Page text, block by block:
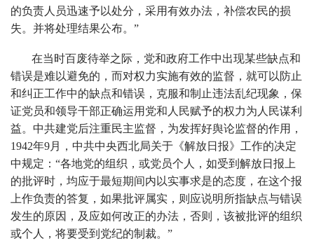
的负责人员迅速予以处分，采用有效办法，补偿农民的损
失。并将处理结果公布。”
在当时百废待举之际，党和政府工作中出现某些缺点和
错误是难以避免的，而对权力实施有效的监督，就可以防止
和纠正工作中的缺点和错误，克服和制止违法乱纪现象，保
证党员和领导干部正确运用党和人民赋予的权力为人民谋利
益。中共建党后注重民主监督，为发挥好舆论监督的作用，
1942年9月，中共中央西北局关于《解放日报》工作的决定
中规定：“各地党的组织，或党员个人，如受到解放日报上
的批评时，均应于最短期间内以实事求是的态度，在这个报
上作负责的答复，如果批评属实，则应说明所指缺点与错误
发生的原因，及应如何改正的办法，否则，该被批评的组织
或个人，将要受到党纪的制裁。”